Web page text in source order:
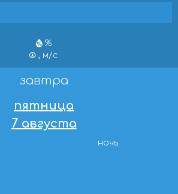
%
, м/с
завтра
пятница
7 августа
ночь